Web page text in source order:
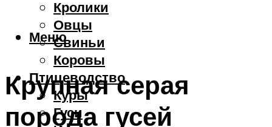
Кролики
Овцы
Свиньи
Коровы
Птицеводство
Куры
Гуси
Меню
Крупная серая
порода гусей